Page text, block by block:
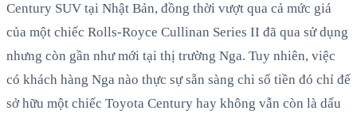
Century SUV tại Nhật Bản, đồng thời vượt qua cả mức giá
của một chiếc Rolls-Royce Cullinan Series II đã qua sử dụng
nhưng còn gần như mới tại thị trường Nga. Tuy nhiên, việc
có khách hàng Nga nào thực sự sẵn sàng chi số tiền đó chỉ để
sở hữu một chiếc Toyota Century hay không vẫn còn là dấu